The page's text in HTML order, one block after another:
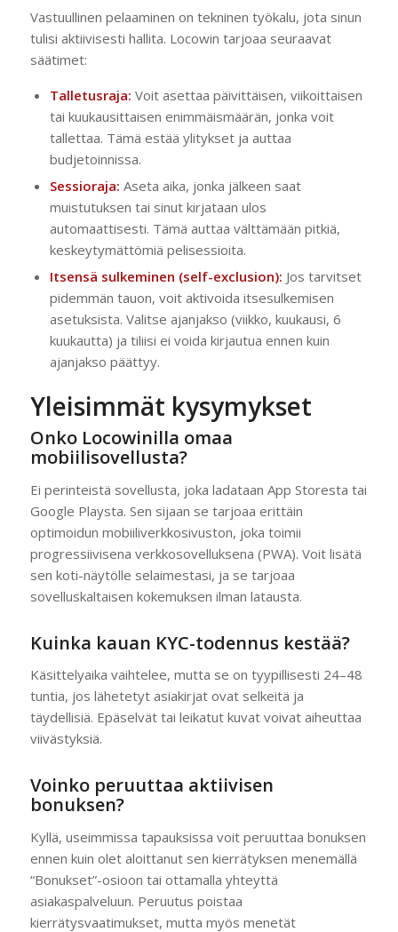
Vastuullinen pelaaminen on tekninen työkalu, jota sinun
tulisi aktiivisesti hallita. Locowin tarjoaa seuraavat
säätimet:
Talletusraja: Voit asettaa päivittäisen, viikoittaisen
tai kuukausittaisen enimmäismäärän, jonka voit
tallettaa. Tämä estää ylitykset ja auttaa
budjetoinnissa.
Sessioraja: Aseta aika, jonka jälkeen saat
muistutuksen tai sinut kirjataan ulos
automaattisesti. Tämä auttaa välttämään pitkiä,
keskeytymättömiä pelisessioita.
Itsensä sulkeminen (self-exclusion): Jos tarvitset
pidemmän tauon, voit aktivoida itsesulkemisen
asetuksista. Valitse ajanjakso (viikko, kuukausi, 6
kuukautta) ja tiliisi ei voida kirjautua ennen kuin
ajanjakso päättyy.
Yleisimmät kysymykset
Onko Locowinilla omaa
mobiilisovellusta?
Ei perinteistä sovellusta, joka ladataan App Storesta tai
Google Playsta. Sen sijaan se tarjoaa erittäin
optimoidun mobiiliverkkosivuston, joka toimii
progressiivisena verkkosovelluksena (PWA). Voit lisätä
sen koti-näytölle selaimestasi, ja se tarjoaa
sovelluskaltaisen kokemuksen ilman latausta.
Kuinka kauan KYC-todennus kestää?
Käsittelyaika vaihtelee, mutta se on tyypillisesti 24–48
tuntia, jos lähetetyt asiakirjat ovat selkeitä ja
täydellisiä. Epäselvät tai leikatut kuvat voivat aiheuttaa
viivästyksiä.
Voinko peruuttaa aktiivisen
bonuksen?
Kyllä, useimmissa tapauksissa voit peruuttaa bonuksen
ennen kuin olet aloittanut sen kierrätyksen menemällä
“Bonukset”-osioon tai ottamalla yhteyttä
asiakaspalveluun. Peruutus poistaa
kierrätysvaatimukset, mutta myös menetät